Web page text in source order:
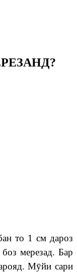
то 1 см дароз
мерезад. Бар
яд. Мӯйи сари